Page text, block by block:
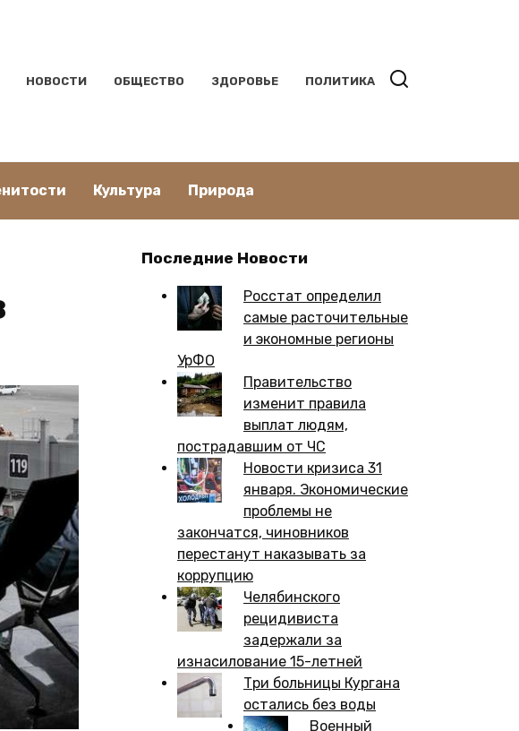
НОВОСТИ ОБЩЕСТВО ЗДОРОВЬЕ ПОЛИТИКА
Культура Природа
Последние Новости
Росстат определил
самые расточительные
и экономные регионы
УрФО
Правительство
изменит правила
выплат людям,
пострадавшим от ЧС
Новости кризиса 31
января. Экономические
проблемы не
закончатся, чиновников
перестанут наказывать за
коррупцию
Челябинского
рецидивиста
задержали за
изнасилование 15-летней
Три больницы Кургана
остались без воды
Военный